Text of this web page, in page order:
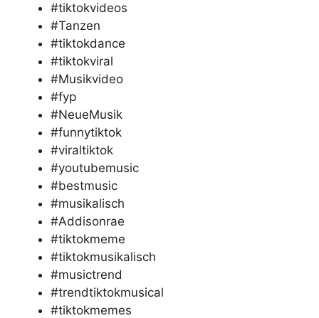
#tiktokvideos
#Tanzen
#tiktokdance
#tiktokviral
#Musikvideo
#fyp
#NeueMusik
#funnytiktok
#viraltiktok
#youtubemusic
#bestmusic
#musikalisch
#Addisonrae
#tiktokmeme
#tiktokmusikalisch
#musictrend
#trendtiktokmusical
#tiktokmemes